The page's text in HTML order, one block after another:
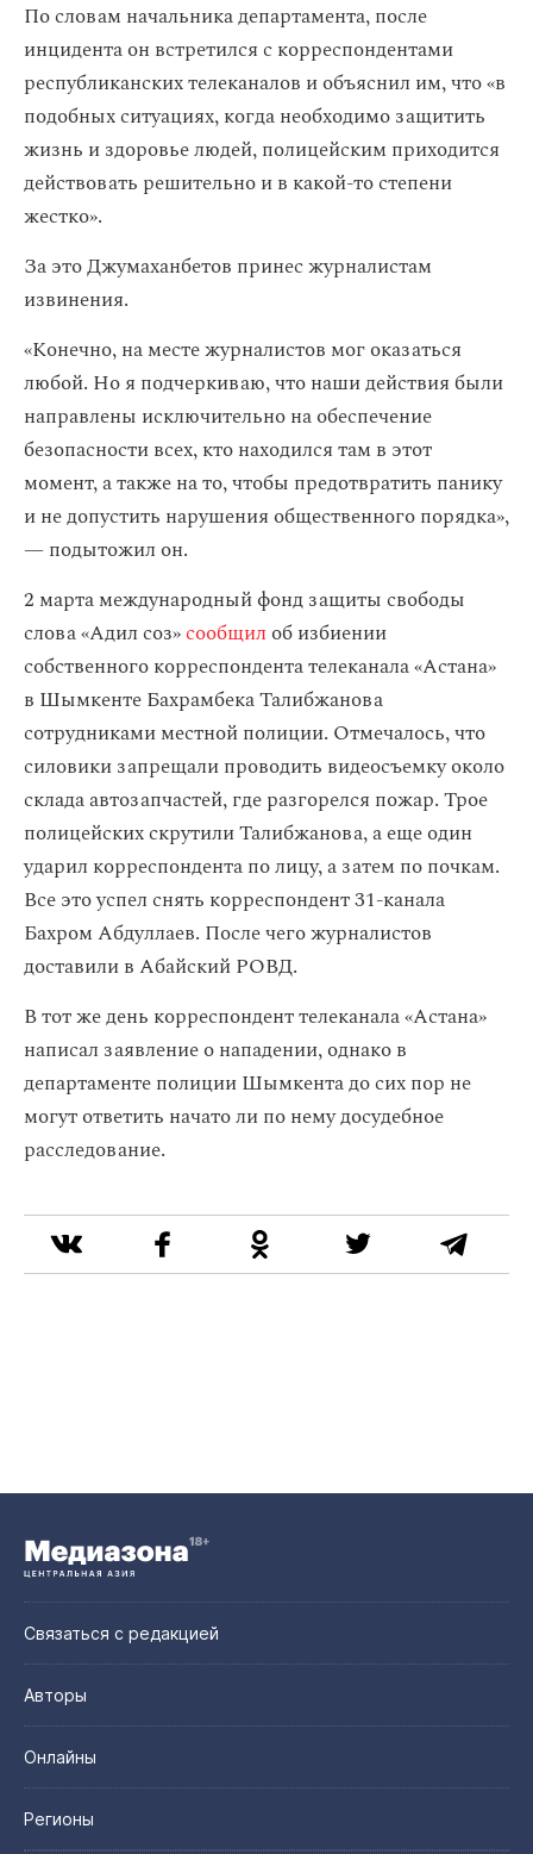
По словам начальника департамента, после
инцидента он встретился с корреспондентами
республиканских телеканалов и объяснил им, что «в
подобных ситуациях, когда необходимо защитить
жизнь и здоровье людей, полицейским приходится
действовать решительно и в какой-то степени
жестко».
За это Джумаханбетов принес журналистам
извинения.
«Конечно, на месте журналистов мог оказаться
любой. Но я подчеркиваю, что наши действия были
направлены исключительно на обеспечение
безопасности всех, кто находился там в этот
момент, а также на то, чтобы предотвратить панику
и не допустить нарушения общественного порядка»,
— подытожил он.
2 марта международный фонд защиты свободы
слова «Адил соз»сообщил об избиении
собственного корреспондента телеканала «Астана»
в Шымкенте Бахрамбека Талибжанова
сотрудниками местной полиции. Отмечалось, что
силовики запрещали проводить видеосъемку около
склада автозапчастей, где разгорелся пожар. Трое
полицейских скрутили Талибжанова, а еще один
ударил корреспондента по лицу, а затем по почкам.
Все это успел снять корреспондент 31-канала
Бахром Абдуллаев. После чего журналистов
доставили в Абайский РОВД.
В тот же день корреспондент телеканала «Астана»
написал заявление о нападении, однако в
департаменте полиции Шымкента до сих пор не
могут ответить начато ли по нему досудебное
расследование.
Связаться с редакцией
Авторы
Онлайны
Регионы